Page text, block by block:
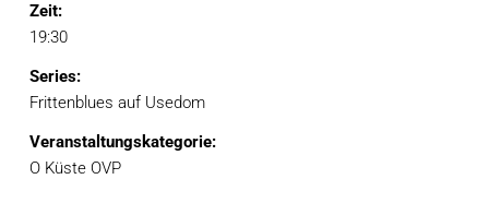
Zeit:
19:30
Series:
Frittenblues auf Usedom
Veranstaltungskategorie:
O Küste OVP